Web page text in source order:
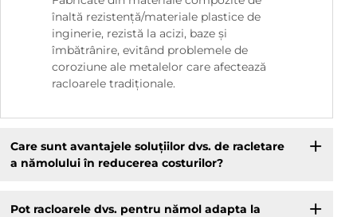
înaltă rezistență/materiale plastice de
inginerie, rezistă la acizi, baze și
îmbătrânire, evitând problemele de
coroziune ale metalelor care afectează
racloarele tradiționale.
Care sunt avantajele soluțiilor dvs. de racletare
a nămolului în reducerea costurilor?
Pot racloarele dvs. pentru nămol adapta la